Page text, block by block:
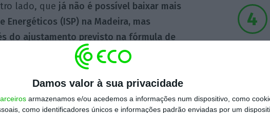
Damos valor à sua privacidade
armazenamos e/ou acedemos a informações num dispositivo, como
como identificadores únicos e informações padrão enviadas por um
lado, que já não é possível baixar mais
(ISP) na Madeira, mas
do ajustamento previsto na fórmula de
região, que o gasóleo, a gasolina e
a 10 cêntimosface aos preços